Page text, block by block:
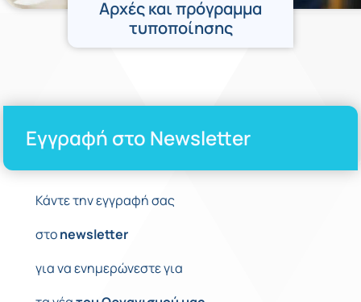
Αρχές και πρόγραμμα
τυποποίησης
Εγγραφή στο Newsletter
Κάντε την εγγραφή σας
στοnewsletter
για να ενημερώνεστε για